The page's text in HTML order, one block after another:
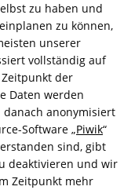
zu haben und
zu können,
unserer
vollständig auf
der
Daten werden
danach anonymisiert
Software „Piwik“
sind, gibt
deaktivieren und wir
Zeitpunkt mehr